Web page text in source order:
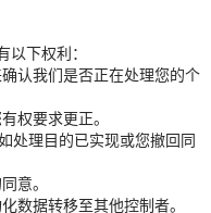
下权利：
认我们是否正在处理您的个
权要求更正。
处理目的已实现或您撤回同
意。
数据转移至其他控制者。